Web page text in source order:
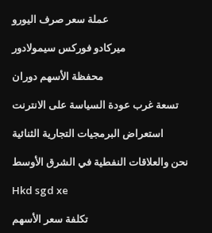
عملة سعر صرف اليورو
ميركادو فوركس سيمولادور
محفظة الأسهم دوران
تسعة غرب عودة السياسة على الانترنت
استعراض البرمجيات التجارية الثنائية
نحن والعلاقات النفطية في الشرق الأوسط
Hkd sgd xe
تكلفة سعر الأسهم